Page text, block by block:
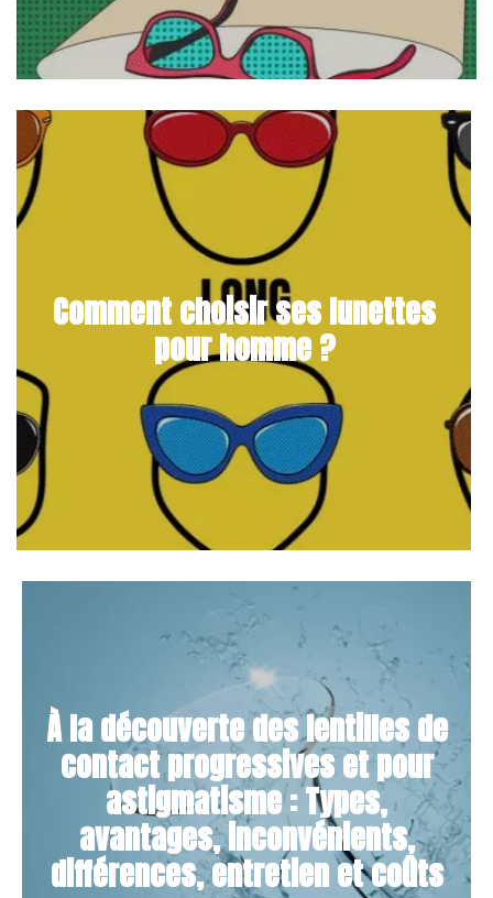
Comment choisir ses lunettes
pour homme ?
À la découverte des lentilles de
contact progressives et pour
astigmatisme : Types,
avantages, inconvénients,
différences, entretien et coûts